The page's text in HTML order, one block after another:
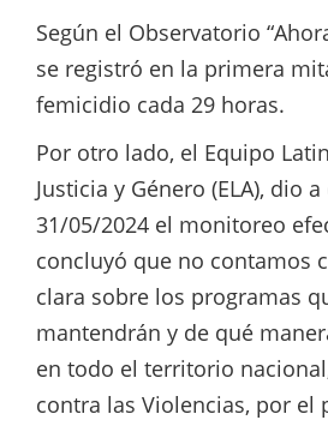
Según el Observatorio
se registró en la primera
femicidio cada 29 horas.
Por otro lado, el Equipo
Justicia y Género (ELA), dio
31/05/2024 el monitoreo
concluyó que no contamos
clara sobre los programas
mantendrán y de qué
en todo el territorio
contra las Violencias, por el